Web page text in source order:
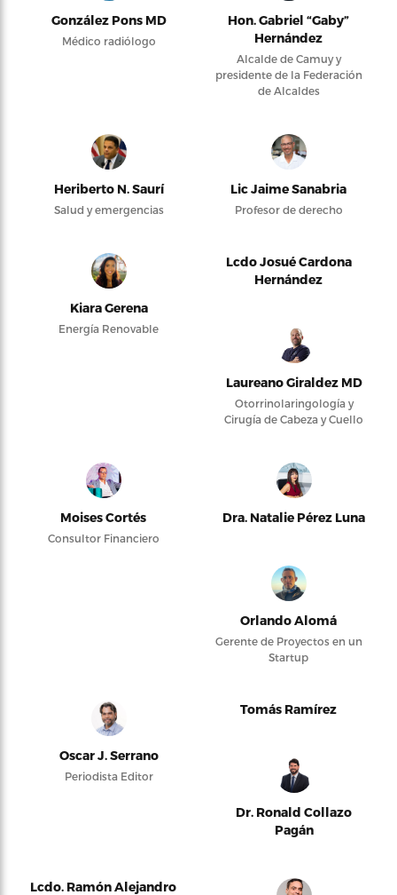
González Pons MD
Médico radiólogo
Hon. Gabriel “Gaby”
Hernández
Alcalde de Camuy y
presidente de la Federación
de Alcaldes
Heriberto N. Saurí
Salud y emergencias
Lic Jaime Sanabria
Profesor de derecho
Kiara Gerena
Energía Renovable
Lcdo Josué Cardona
Hernández
Laureano Giraldez MD
Otorrinolaringología y
Cirugía de Cabeza y Cuello
Moises Cortés
Consultor Financiero
Dra. Natalie Pérez Luna
Orlando Alomá
Gerente de Proyectos en un
Startup
Oscar J. Serrano
Periodista Editor
Tomás Ramírez
Dr. Ronald Collazo
Pagán
Lcdo. Ramón Alejandro